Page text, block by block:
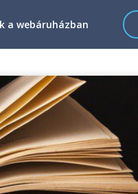
a webáruházban